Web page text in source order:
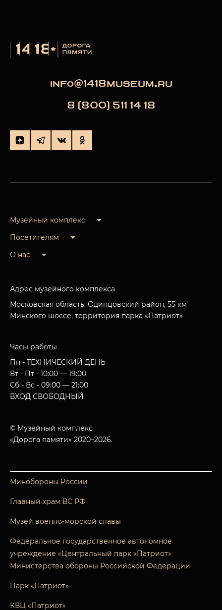
info@1418museum.ru
8 (800) 511 14 18
Музейный комплекс
Посетителям
О нас
Адрес музейного комплекса
Московская область, Одинцовский район, 55 км
Минского шоссе, территория парка «Патриот»
Часы работы
Пн - ТЕХНИЧЕСКИЙ ДЕНЬ
Вт - Пт - 10:00 — 19:00
Сб - Вс - 09:00 — 21:00
ВХОД СВОБОДНЫЙ
© Музейный комплекс
«Дорога памяти» 2020–2026.
Минобороны России
Главный храм ВС РФ
Музей военно-морской славы
Федеральное государственное автономное
учреждение «Центральный парк «Патриот»
Министерства обороны Российской Федерации
Парк «Патриот»
КВЦ «Патриот»